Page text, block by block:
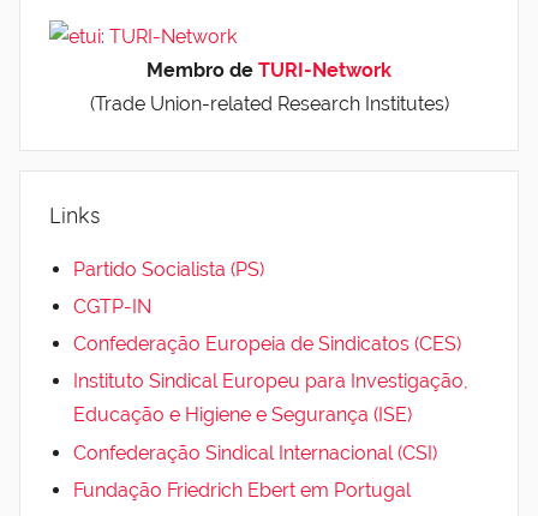
Membro de TURI-Network
(Trade Union-related Research Institutes)
Links
Partido Socialista (PS)
CGTP-IN
Confederação Europeia de Sindicatos (CES)
Instituto Sindical Europeu para Investigação,
Educação e Higiene e Segurança (ISE)
Confederação Sindical Internacional (CSI)
Fundação Friedrich Ebert em Portugal